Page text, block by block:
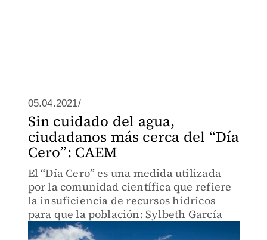
05.04.2021/
Sin cuidado del agua,
ciudadanos más cerca del “Día
Cero”: CAEM
El “Día Cero” es una medida utilizada
por la comunidad científica que refiere
la insuficiencia de recursos hídricos
para que la población: Sylbeth García